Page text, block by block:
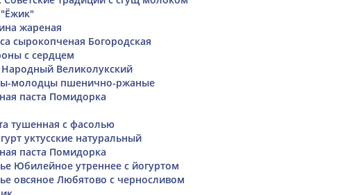
жареная
сырокопченая Богородская
с сердцем
Великолукский
молодцы пшенично-ржаные
паста Помидорка
тушенная с фасолью
уктусские натуральный
паста Помидорка
Юбилейное утреннее с йогуртом
овсяное Любятово с черносливом